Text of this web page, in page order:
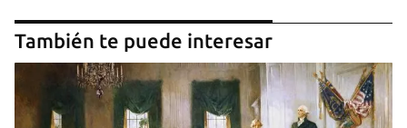
También te puede interesar